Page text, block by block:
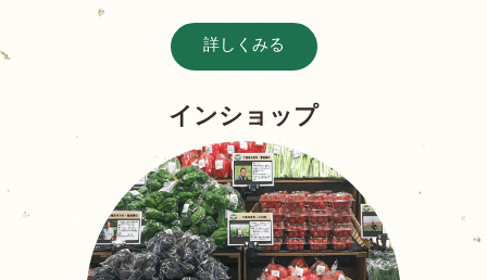
詳しくみる
インショップ